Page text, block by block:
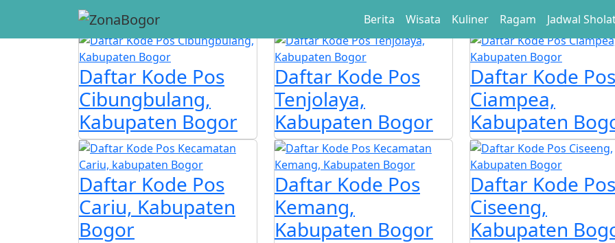
Berita Wisata Kuliner Ragam Jadwal
Kode Pos
Daftar Kode Pos
Cibungbulang,
Kabupaten Bogor
Daftar Kode Pos
Tenjolaya,
Kabupaten Bogor
Daftar Kode Pos
Ciampea,
Kabupaten
Daftar Kode Pos
Cariu, Kabupaten
Bogor
Daftar Kode Pos
Kemang,
Kabupaten Bogor
Daftar Kode Pos
Ciseeng,
Kabupaten